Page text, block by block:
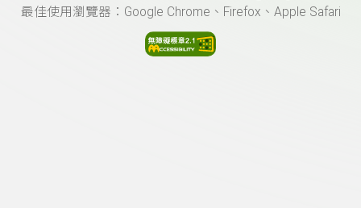
最佳使用瀏覽器：Google Chrome、Firefox、Apple Safari